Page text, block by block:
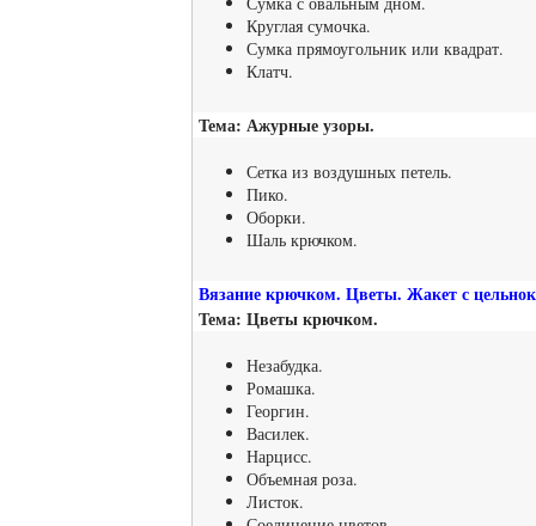
Круглая сумочка.
Сумка прямоугольник или квадрат.
Клатч.
Тема: Ажурные узоры.
Сетка из воздушных петель.
Пико.
Оборки.
Шаль крючком.
Вязание крючком. Цветы. Жакет с
Тема: Цветы крючком.
Незабудка.
Ромашка.
Георгин.
Василек.
Нарцисс.
Объемная роза.
Листок.